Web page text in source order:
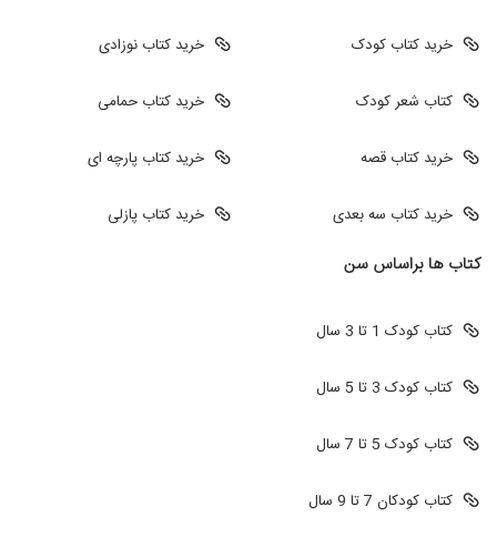
خرید کتاب کودک
کتاب شعر کودک
خرید کتاب قصه
خرید کتاب سه بعدی
خرید کتاب نوزادی
خرید کتاب حمامی
خرید کتاب پارچه ای
خرید کتاب پازلی
کتاب ها براساس سن
کتاب کودک 1 تا 3 سال
کتاب کودک 3 تا 5 سال
کتاب کودک 5 تا 7 سال
کتاب کودکان 7 تا 9 سال